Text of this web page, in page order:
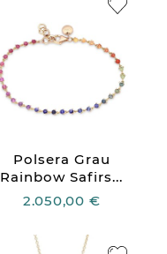
Polsera Grau
Rainbow Safirs...
2.050,00 €